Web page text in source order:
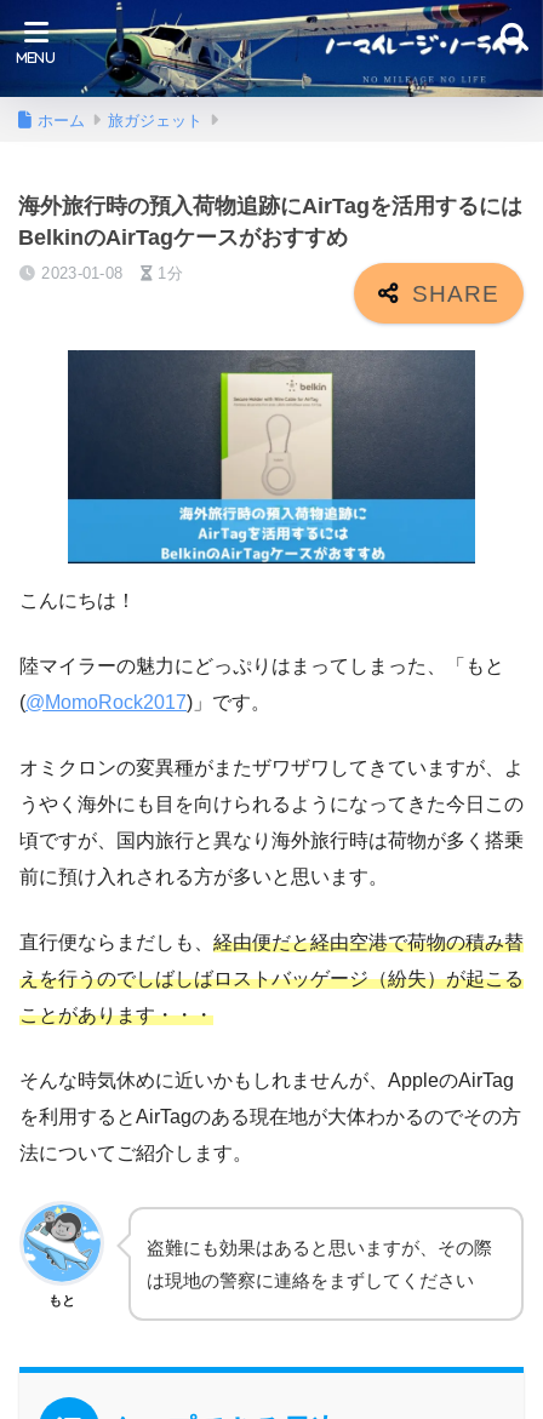
ホーム 旅ガジェット
海外旅行時の預入荷物追跡にAirTagを活用するには
BelkinのAirTagケースがおすすめ
2023-01-08 1分
こんにちは！
陸マイラーの魅力にどっぷりはまってしまった、「もと
(@MomoRock2017)」です。
オミクロンの変異種がまたザワザワしてきていますが、よ
うやく海外にも目を向けられるようになってきた今日この
頃ですが、国内旅行と異なり海外旅行時は荷物が多く搭乗
前に預け入れされる方が多いと思います。
直行便ならまだしも、 経由便だと経由空港で荷物の積み替
えを行うのでしばしばロストバッゲージ（紛失）が起こる
ことがあります・・・
そんな時気休めに近いかもしれませんが、AppleのAirTag
を利用するとAirTagのある現在地が大体わかるのでその方
法についてご紹介します。
もと
盗難にも効果はあると思いますが、その際
は現地の警察に連絡をまずしてください